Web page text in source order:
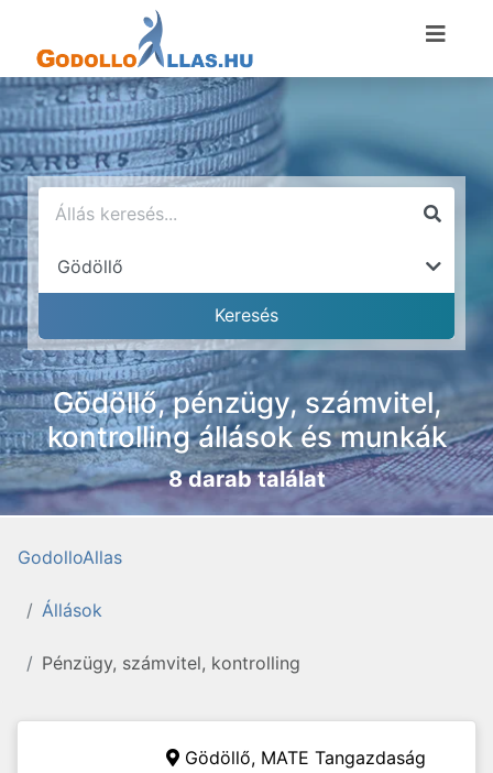
Gödöllő, pénzügy, számvitel,
kontrolling állások és munkák
8 darab találat
GodolloAllas
Állások
Pénzügy, számvitel, kontrolling
Gödöllő, MATE Tangazdaság